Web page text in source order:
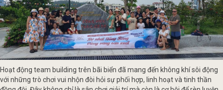
Hoạt động team building trên bãi biển đã mang đến không khí sôi động
với những trò chơi vui nhộn đòi hỏi sự phối hợp, linh hoạt và tinh thần